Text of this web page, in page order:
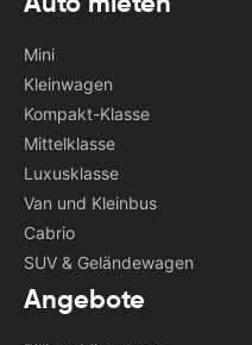
Mini
Kleinwagen
Kompakt-Klasse
Mittelklasse
Luxusklasse
Van und Kleinbus
Cabrio
SUV & Geländewagen
Angebote